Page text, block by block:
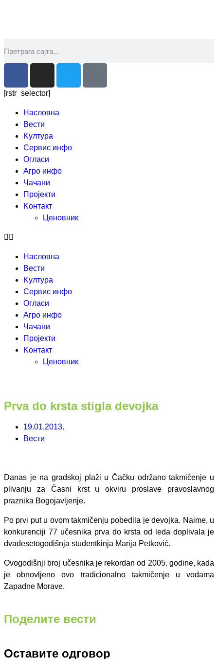
[rstr_selector]
Насловна
Вести
Kултура
Сервис инфо
Огласи
Агро инфо
Чачани
Пројекти
Kонтакт
Ценовник
Насловна
Вести
Kултура
Сервис инфо
Огласи
Агро инфо
Чачани
Пројекти
Kонтакт
Ценовник
Prva do krsta stigla devojka
19.01.2013.
Вести
Danas je na gradskoj plaži u Čačku održano takmičenje u
plivanju za Časni krst u okviru proslave pravoslavnog
praznika Bogojavljenje.
Po prvi put u ovom takmičenju pobedila je devojka. Naime, u
konkurenciji 77 učesnika prva do krsta od leda doplivala je
dvadesetogodišnja studentkinja Marija Petković.
Ovogodišnji broj učesnika je rekordan od 2005. godine, kada
je obnovljeno ovo tradicionalno takmičenje u vodama
Zapadne Morave.
Поделите вести
Оставите одговор